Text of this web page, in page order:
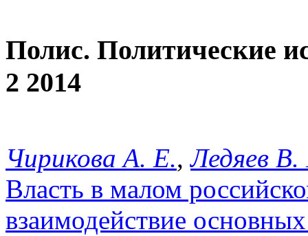
Полис. Политические
2 2014
Чирикова А. Е.,Ледяев В.
Власть в малом
взаимодействие